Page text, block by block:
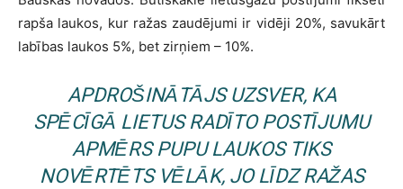
rapša laukos, kur ražas zaudējumi ir vidēji 20%, savukārt
labības laukos 5%, bet zirņiem – 10%.
APDROŠINĀTĀJS UZSVER, KA
SPĒCĪGĀ LIETUS RADĪTO POSTĪJUMU
APMĒRS PUPU LAUKOS TIKS
NOVĒRTĒTS VĒLĀK, JO LĪDZ RAŽAS